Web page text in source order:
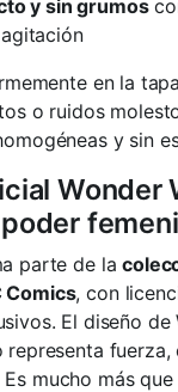
y sin grumos
en la
o ruidos
y sin
Wonder
parte de la
Comics, con
El diseño de
fuerza,
mucho más